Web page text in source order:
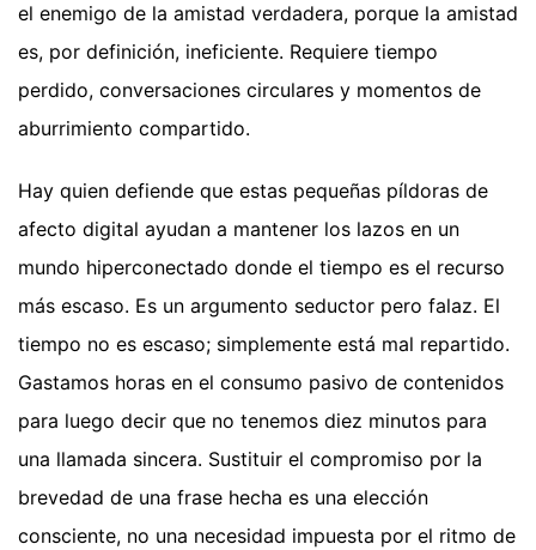
el enemigo de la amistad verdadera, porque la amistad
es, por definición, ineficiente. Requiere tiempo
perdido, conversaciones circulares y momentos de
aburrimiento compartido.
Hay quien defiende que estas pequeñas píldoras de
afecto digital ayudan a mantener los lazos en un
mundo hiperconectado donde el tiempo es el recurso
más escaso. Es un argumento seductor pero falaz. El
tiempo no es escaso; simplemente está mal repartido.
Gastamos horas en el consumo pasivo de contenidos
para luego decir que no tenemos diez minutos para
una llamada sincera. Sustituir el compromiso por la
brevedad de una frase hecha es una elección
consciente, no una necesidad impuesta por el ritmo de